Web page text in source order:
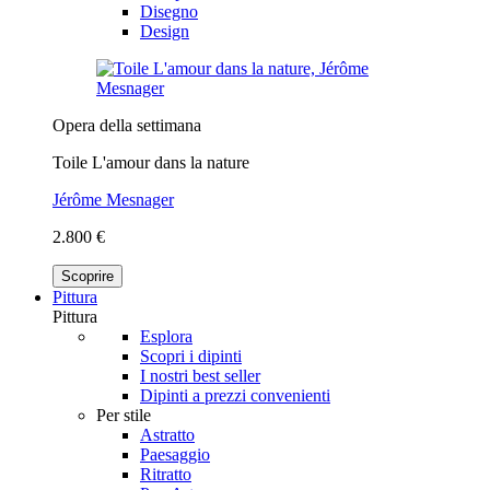
Disegno
Design
Opera della settimana
Toile L'amour dans la nature
Jérôme Mesnager
2.800 €
Scoprire
Pittura
Pittura
Esplora
Scopri i dipinti
I nostri best seller
Dipinti a prezzi convenienti
Per stile
Astratto
Paesaggio
Ritratto